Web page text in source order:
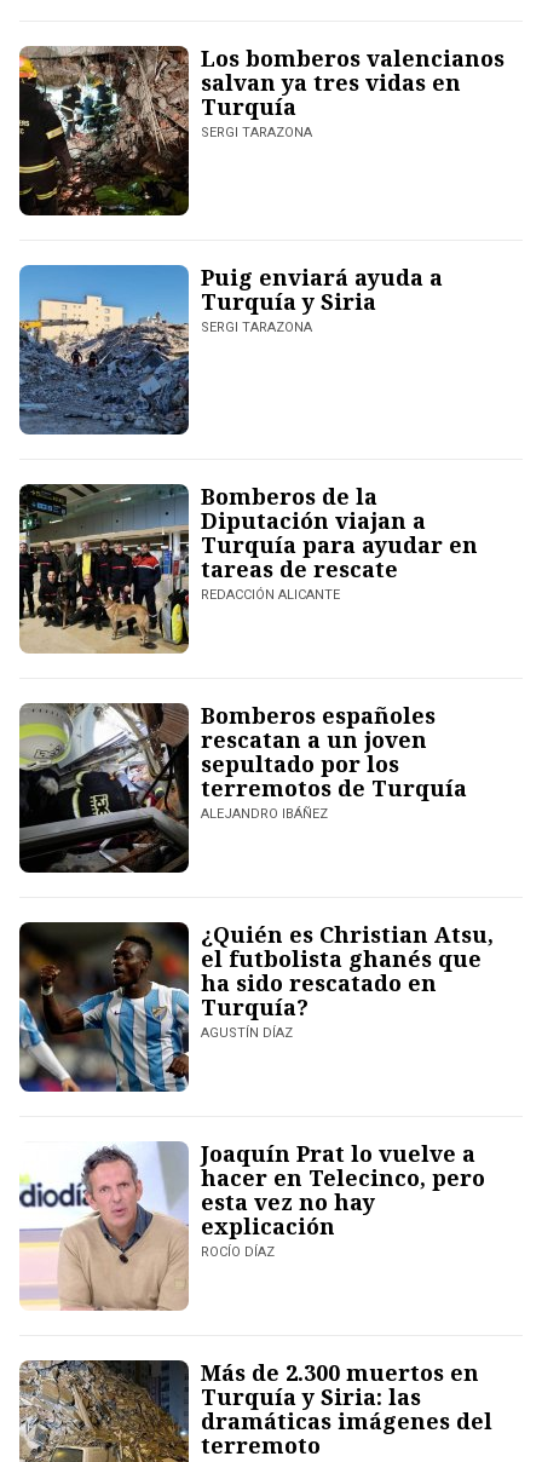
Los bomberos valencianos
salvan ya tres vidas en
Turquía
SERGI TARAZONA
Puig enviará ayuda a
Turquía y Siria
SERGI TARAZONA
Bomberos de la
Diputación viajan a
Turquía para ayudar en
tareas de rescate
REDACCIÓN ALICANTE
Bomberos españoles
rescatan a un joven
sepultado por los
terremotos de Turquía
ALEJANDRO IBÁÑEZ
¿Quién es Christian Atsu,
el futbolista ghanés que
ha sido rescatado en
Turquía?
AGUSTÍN DÍAZ
Joaquín Prat lo vuelve a
hacer en Telecinco, pero
esta vez no hay
explicación
ROCÍO DÍAZ
Más de 2.300 muertos en
Turquía y Siria: las
dramáticas imágenes del
terremoto